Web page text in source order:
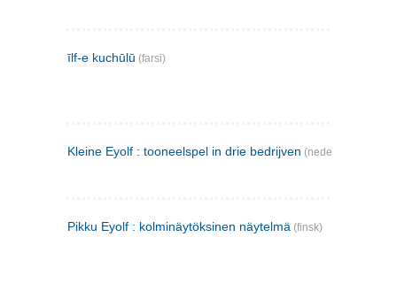
īlf-e kuchūlū (farsi)
Kleine Eyolf : tooneelspel in drie bedrijven (nederlandsk)
Pikku Eyolf : kolminäytöksinen näytelmä (finsk)